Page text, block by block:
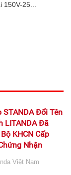
25...
STANDA Đổi Tên
LITANDA Đã
KHCN Cấp
Nhận
Việt Nam